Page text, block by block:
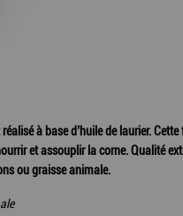
à base d’huile de laurier.
et assouplir la corne. Qualité
ou graisse animale.